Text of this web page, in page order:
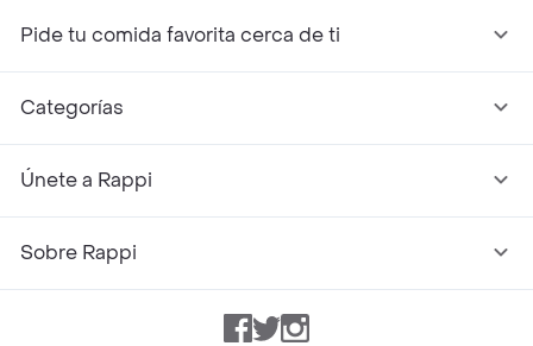
Pide tu comida favorita cerca de ti
Categorías
Únete a Rappi
Sobre Rappi
Facebook
TwitterInstagram